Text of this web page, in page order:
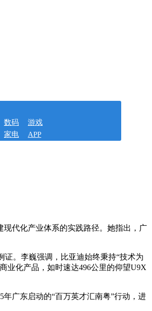
数码
游戏
家电 APP
代化产业体系的实践路径。她指出，广
证。李巍强调，比亚迪始终秉持“技术为
业化产品，如时速达496公里的仰望U9X
广东启动的“百万英才汇南粤”行动，进